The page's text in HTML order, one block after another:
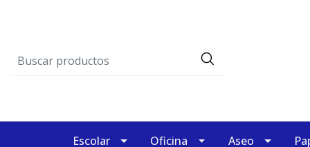
Escolar Oficina Aseo